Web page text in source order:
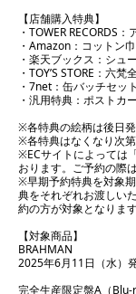
【店舗購入特典】
・TOWER RECORDS
・Amazon：コットン
・楽天ブックス：シュ
・TOY’S STORE：六
・7net：缶バッチセット
・汎用特典：ポストカ
※各特典の絵柄は後日発
※各特典はなくなり次第
※ECサイトによっては
おります。ご予約の際
※早期予約特典を対象
典をそれぞれお渡しい
約の方が対象となりま
【対象商品】
BRAHMAN
2025年6月11日（水）
完全生産限定盤A（Blu-